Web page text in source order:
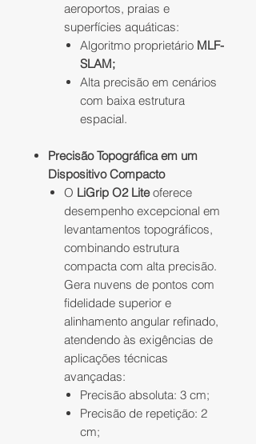
aeroportos, praias e
superfícies aquáticas:
Algoritmo proprietário MLF-
SLAM;
Alta precisão em cenários
com baixa estrutura
espacial.
Precisão Topográfica em um
Dispositivo Compacto
O LiGrip O2 Liteoferece
desempenho excepcional em
levantamentos topográficos,
combinando estrutura
compacta com alta precisão.
Gera nuvens de pontos com
fidelidade superior e
alinhamento angular refinado,
atendendo às exigências de
aplicações técnicas
avançadas:
Precisão absoluta: 3 cm;
Precisão de repetição: 2
cm;